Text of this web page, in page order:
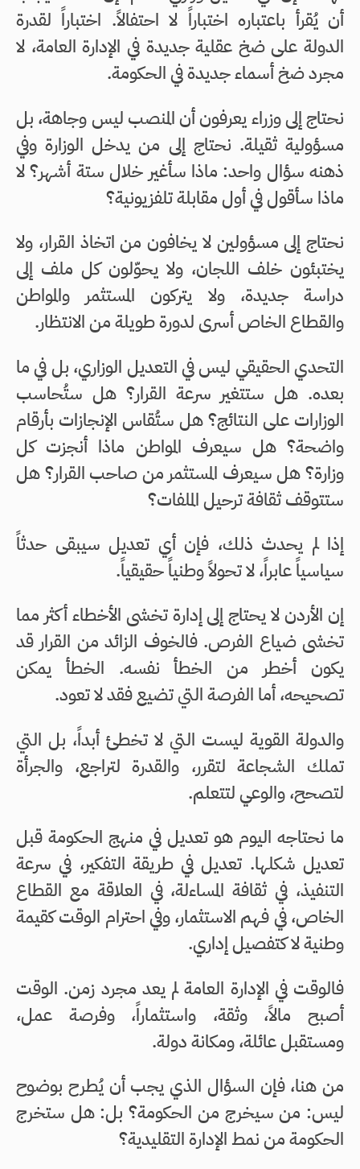
أن يُقرأ باعتباره اختباراً لا احتفالاً. اختباراً لقدرة
الدولة على ضخ عقلية جديدة في الإدارة العامة، لا
مجرد ضخ أسماء جديدة في الحكومة.
نحتاج إلى وزراء يعرفون أن المنصب ليس وجاهة، بل
مسؤولية ثقيلة. نحتاج إلى من يدخل الوزارة وفي
ذهنه سؤال واحد: ماذا سأغير خلال ستة أشهر؟ لا
ماذا سأقول في أول مقابلة تلفزيونية؟
نحتاج إلى مسؤولين لا يخافون من اتخاذ القرار، ولا
يختبئون خلف اللجان، ولا يحوّلون كل ملف إلى
دراسة جديدة، ولا يتركون المستثمر والمواطن
والقطاع الخاص أسرى لدورة طويلة من الانتظار.
التحدي الحقيقي ليس في التعديل الوزاري، بل في ما
بعده. هل ستتغير سرعة القرار؟ هل ستُحاسب
الوزارات على النتائج؟ هل ستُقاس الإنجازات بأرقام
واضحة؟ هل سيعرف المواطن ماذا أنجزت كل
وزارة؟ هل سيعرف المستثمر من صاحب القرار؟ هل
ستتوقف ثقافة ترحيل الملفات؟
إذا لم يحدث ذلك، فإن أي تعديل سيبقى حدثاً
سياسياً عابراً، لا تحولاً وطنياً حقيقياً.
إن الأردن لا يحتاج إلى إدارة تخشى الأخطاء أكثر مما
تخشى ضياع الفرص. فالخوف الزائد من القرار قد
يكون أخطر من الخطأ نفسه. الخطأ يمكن
تصحيحه، أما الفرصة التي تضيع فقد لا تعود.
والدولة القوية ليست التي لا تخطئ أبداً، بل التي
تملك الشجاعة لتقرر، والقدرة لتراجع، والجرأة
لتصحح، والوعي لتتعلم.
ما نحتاجه اليوم هو تعديل في منهج الحكومة قبل
تعديل شكلها. تعديل في طريقة التفكير، في سرعة
التنفيذ، في ثقافة المساءلة، في العلاقة مع القطاع
الخاص، في فهم الاستثمار، وفي احترام الوقت كقيمة
وطنية لا كتفصيل إداري.
فالوقت في الإدارة العامة لم يعد مجرد زمن. الوقت
أصبح مالاً، وثقة، واستثماراً، وفرصة عمل،
ومستقبل عائلة، ومكانة دولة.
من هنا، فإن السؤال الذي يجب أن يُطرح بوضوح
ليس: من سيخرج من الحكومة؟ بل: هل ستخرج
الحكومة من نمط الإدارة التقليدية؟